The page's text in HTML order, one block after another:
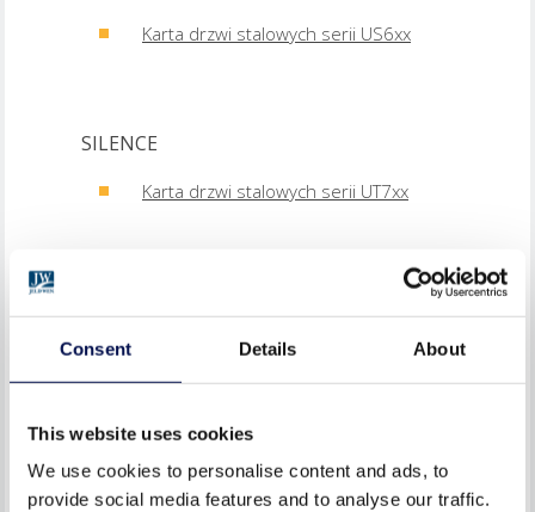
Consent Details About
This website uses cookies
We use cookies to personalise content and ads, to
provide social media features and to analyse our traffic.
Karta drzwi stalowych serii US6xx
SILENCE
Karta drzwi stalowych serii UT7xx
EKSPOZYCJA DRZWIOWA / SHOWROOM
SWING
AUDIENZ 26